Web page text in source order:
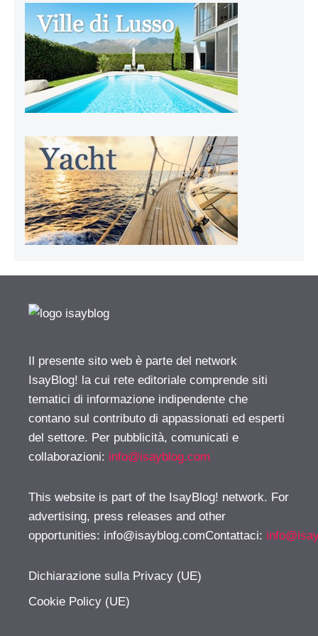
Il presente sito web è parte del network
IsayBlog! la cui rete editoriale comprende siti
tematici di informazione indipendente che
contano sul contributo di appassionati ed esperti
del settore. Per pubblicità, comunicati e
collaborazioni: info@isayblog.com
This website is part of the IsayBlog! network. For
advertising, press releases and other
opportunities: info@isayblog.comContattaci:
Dichiarazione sulla Privacy (UE)
Cookie Policy (UE)